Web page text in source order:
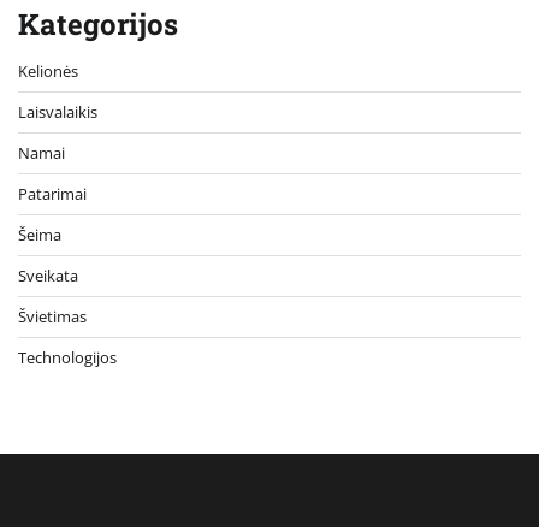
Kategorijos
Kelionės
Laisvalaikis
Namai
Patarimai
Šeima
Sveikata
Švietimas
Technologijos